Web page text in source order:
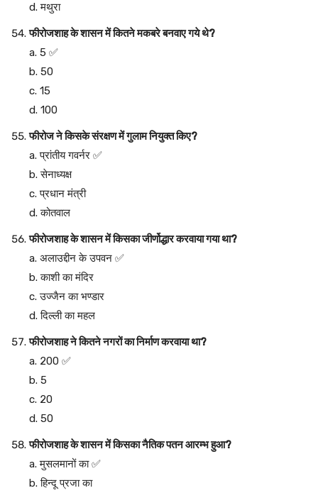
d. मथुरा
फीरोजशाह के शासन में कितने मकबरे बनवाए गये थे?
a. 5 ✅
b. 50
c. 15
d. 100
फीरोज ने किसके संरक्षण में गुलाम नियुक्त किए?
a. प्रांतीय गवर्नर ✅
b. सेनाध्यक्ष
c. प्रधान मंत्री
d. कोतवाल
फीरोजशाह के शासन में किसका जीर्णोद्धार करवाया गया था?
a. अलाउद्दीन के उपवन ✅
b. काशी का मंदिर
c. उज्जैन का भण्डार
d. दिल्ली का महल
फीरोजशाह ने कितने नगरों का निर्माण करवाया था?
a. 200 ✅
b. 5
c. 20
d. 50
फीरोजशाह के शासन में किसका नैतिक पतन आरम्भ हुआ?
a. मुसलमानों का ✅
b. हिन्दू प्रजा का